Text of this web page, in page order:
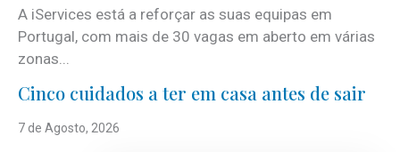
A iServices está a reforçar as suas equipas em
Portugal, com mais de 30 vagas em aberto em várias
zonas...
Cinco cuidados a ter em casa antes de sair
7 de Agosto, 2026